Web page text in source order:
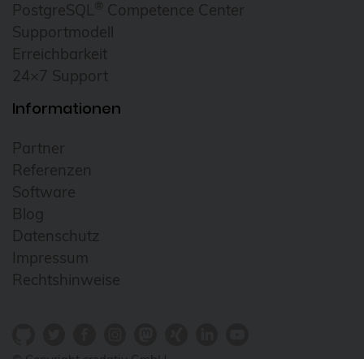
PostgreSQL ® Competence Center
Supportmodell
Erreichbarkeit
24×7 Support
Informationen
Partner
Referenzen
Software
Blog
Datenschutz
Impressum
Rechtshinweise